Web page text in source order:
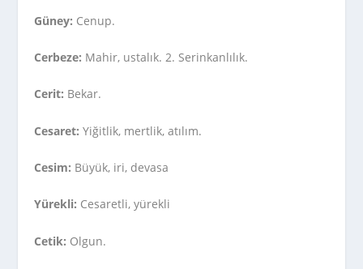
Güney: Cenup.
Cerbeze: Mahir, ustalık. 2. Serinkanlılık.
Cerit: Bekar.
Cesaret: Yiğitlik, mertlik, atılım.
Cesim: Büyük, iri, devasa
Yürekli: Cesaretli, yürekli
Cetik: Olgun.